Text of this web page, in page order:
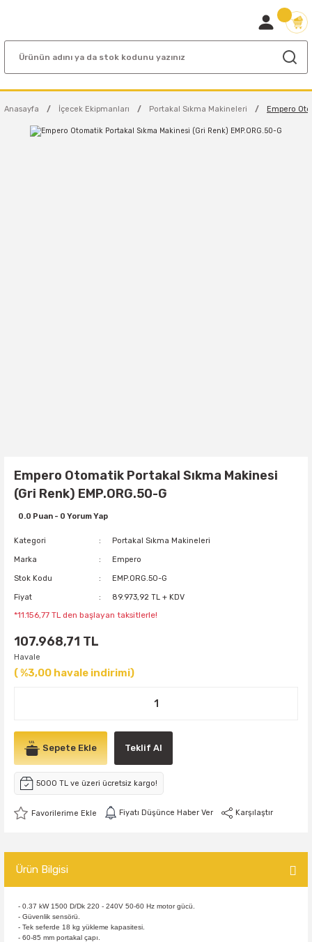
Anasayfa İçecek Ekipmanları Portakal Sıkma Makineleri Empero
Empero Otomatik Portakal Sıkma Makinesi
(Gri Renk) EMP.ORG.50-G
0.0 Puan - 0 Yorum Yap
Kategori Portakal Sıkma Makineleri
Marka Empero
Stok Kodu EMP.ORG.50-G
Fiyat 89.973,92 TL + KDV
*11.156,77 TL den başlayan taksitlerle!
107.968,71 TL
Havale
( %3,00 havale indirimi)
Sepete Ekle Teklif Al
5000 TL ve üzeri ücretsiz kargo!
Fiyatı Düşünce Haber Ver Karşılaştır
Ürün Bilgisi
- 0.37 kW 1500 D/Dk 220 - 240V 50-60 Hz motor gücü.
- Güvenlik sensörü.
- Tek seferde 18 kg yükleme kapasitesi.
- 60-85 mm portakal çapı.